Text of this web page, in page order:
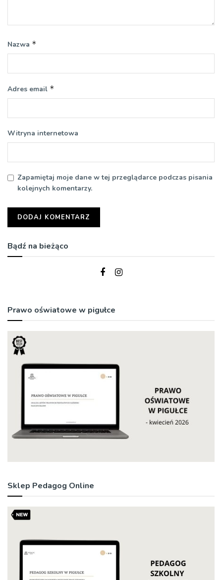
Nazwa *
Adres email *
Witryna internetowa
Zapamiętaj moje dane w tej przeglądarce podczas pisania
kolejnych komentarzy.
Bądź na bieżąco
Prawo oświatowe w pigułce
Sklep Pedagog Online